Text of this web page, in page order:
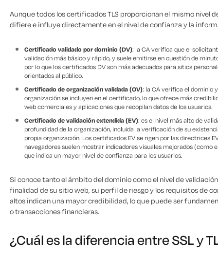
Aunque todos los certificados TLS proporcionan el mismo nivel
difiere e influye directamente en el nivel de confianza y la
Certificado validado por dominio (DV): la CA verifica que el
validación más básico y rápido, y suele emitirse en cuestión de
por lo que los certificados DV son más adecuados para sitios
orientados al público.
Certificado de organización validada (OV): la CA verifica el dominio
organización se incluyen en el certificado, lo que ofrece más
web comerciales y aplicaciones que recopilan datos de los usuarios.
Certificado de validación extendida (EV): es el nivel más alto de
profundidad de la organización, incluida la verificación de su
propia organización. Los certificados EV se rigen por las directrices
navegadores suelen mostrar indicadores visuales mejorados (como
que indica un mayor nivel de confianza para los usuarios.
Si conoce tanto el ámbito del dominio como el nivel de
finalidad de su sitio web, su perfil de riesgo y los requisitos de
altos indican una mayor credibilidad, lo que puede ser
o transacciones financieras.
¿Cuál es la diferencia entre SSL y